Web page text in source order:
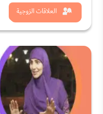
العلاقات الزوجية
شاهد الان